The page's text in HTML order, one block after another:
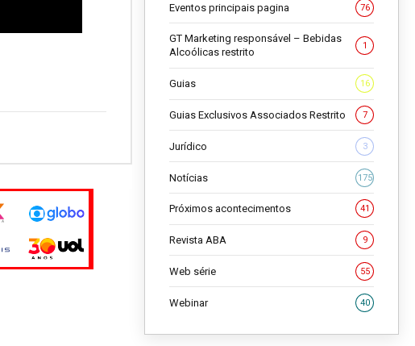
Eventos principais pagina 76
GT Marketing responsável – Bebidas
Alcoólicas restrito
1
Guias 16
Guias Exclusivos Associados Restrito 7
Jurídico 3
Notícias 175
Próximos acontecimentos 41
Revista ABA 9
Web série 55
Webinar 40